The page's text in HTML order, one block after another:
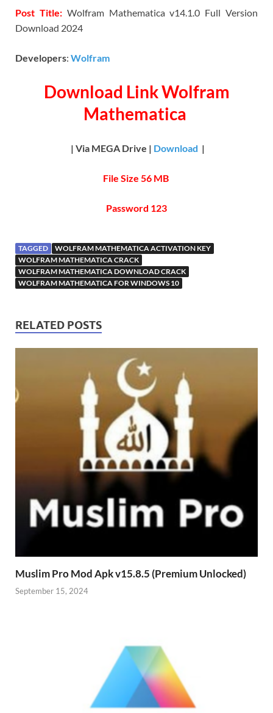
Post Title:Wolfram Mathematica v14.1.0 Full Version
Download 2024
Developers: Wolfram
Download Link Wolfram
Mathematica
| Via MEGA Drive | Download |
File Size 56 MB
Password 123
TAGGED
WOLFRAM MATHEMATICA ACTIVATION KEY
WOLFRAM MATHEMATICA CRACK
WOLFRAM MATHEMATICA DOWNLOAD CRACK
WOLFRAM MATHEMATICA FOR WINDOWS 10
RELATED POSTS
Muslim Pro Mod Apk v15.8.5 (Premium Unlocked)
September 15, 2024